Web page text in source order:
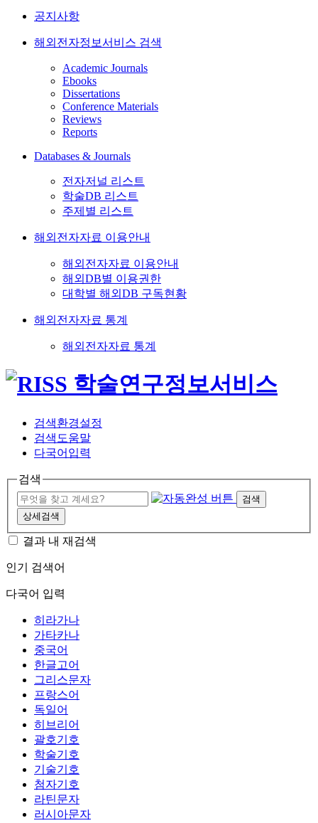
공지사항
해외전자정보서비스 검색
Academic Journals
Ebooks
Dissertations
Conference Materials
Reviews
Reports
Databases & Journals
전자저널 리스트
학술DB 리스트
주제별 리스트
해외전자자료 이용안내
해외전자자료 이용안내
해외DB별 이용권한
대학별 해외DB 구독현황
해외전자자료 통계
해외전자자료 통계
검색환경설정
검색도움말
다국어입력
검색
검색
상세검색
결과 내 재검색
인기 검색어
다국어 입력
히라가나
가타카나
중국어
한글고어
그리스문자
프랑스어
독일어
히브리어
괄호기호
학술기호
기술기호
첨자기호
라틴문자
러시아문자